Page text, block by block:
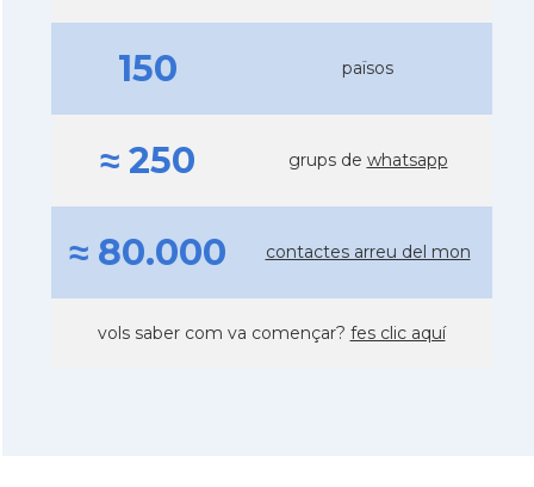
150 països
≈ 250 grups de whatsapp
≈ 80.000 contactes arreu del mon
vols saber com va començar? fes clic aquí